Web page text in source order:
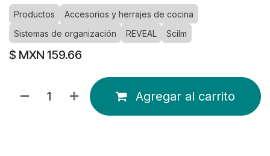
Productos
Accesorios y herrajes de cocina
Sistemas de organización
REVEAL Scilm
$ MXN 159.66
Agregar al carrito